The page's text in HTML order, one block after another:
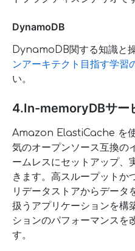
DynamoDB
DynamoDB関する知識と
ンアーキテクト目指す学
い。
4.In-memoryDBサー
Amazon ElastiCache を使
気のオープンソース互換の
ームレスにセットアップ、
きます。高スループットか
リデータストアからデータ
扱うアプリケーションを構
ションのパフォーマンスを
す。